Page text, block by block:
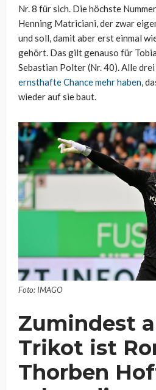
Nr. 8 für sich. Die höchste
Henning Matriciani, der zwar
und soll, damit aber erst einmal
gehört. Das gilt genauso für
Sebastian Polter (Nr. 40). Alle
ernsthafte Chance mehr haben,
wieder auf sie baut.
Foto: IMAGO
Zumindest
Trikot ist
Thorben